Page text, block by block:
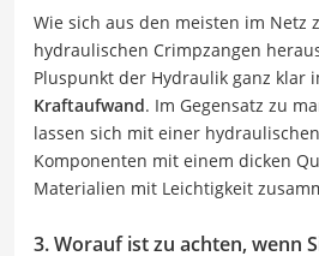
Wie sich aus den meisten im Netz
hydraulischen Crimpzangen
Pluspunkt der Hydraulik ganz klar
Kraftaufwand. Im Gegensatz zu
lassen sich mit einer
Komponenten mit einem dicken
Materialien mit Leichtigkeit
3. Worauf ist zu achten, wenn